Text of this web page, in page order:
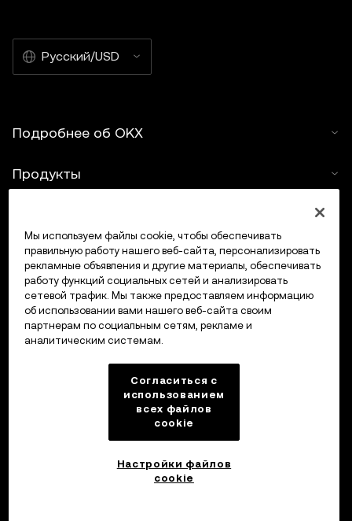
Русский/USD
Подробнее об OKX
Продукты
Поддержка
Купить крипто
Крипто-калькулятор
Мы используем файлы cookie, чтобы обеспечивать
правильную работу нашего веб-сайта, персонализировать
рекламные объявления и другие материалы, обеспечивать
работу функций социальных сетей и анализировать
сетевой трафик. Мы также предоставляем информацию
об использовании вами нашего веб-сайта своим
партнерам по социальным сетям, рекламе и
аналитическим системам.
Согласиться с
использованием
всех файлов
cookie
Настройки файлов
cookie